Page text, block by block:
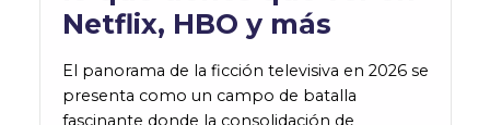
Netflix, HBO y más
El panorama de la ficción televisiva en 2026 se
presenta como un campo de batalla
fascinante donde la consolidación de